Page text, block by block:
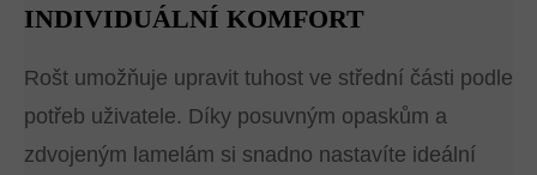
INDIVIDUÁLNÍ KOMFORT
Rošt umožňuje upravit tuhost ve střední části podle
potřeb uživatele. Díky posuvným opaskům a
zdvojeným lamelám si snadno nastavíte ideální